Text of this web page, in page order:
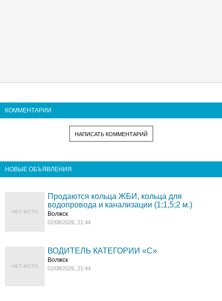
КОММЕНТАРИИ
НАПИСАТЬ КОММЕНТАРИЙ
НОВЫЕ ОБЪЯВЛЕНИЯ
НЕТ ФОТО
Продаются кольца ЖБИ, кольца для
водопровода и канализации (1;1,5;2 м.)
Волжск
02/08/2026, 21:44
НЕТ ФОТО
ВОДИТЕЛЬ КАТЕГОРИИ «C»
Волжск
02/08/2026, 21:44